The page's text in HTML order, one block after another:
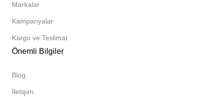
Markalar
Kampanyalar
Kargo ve Teslimat
Önemli Bilgiler
Blog
İletişim